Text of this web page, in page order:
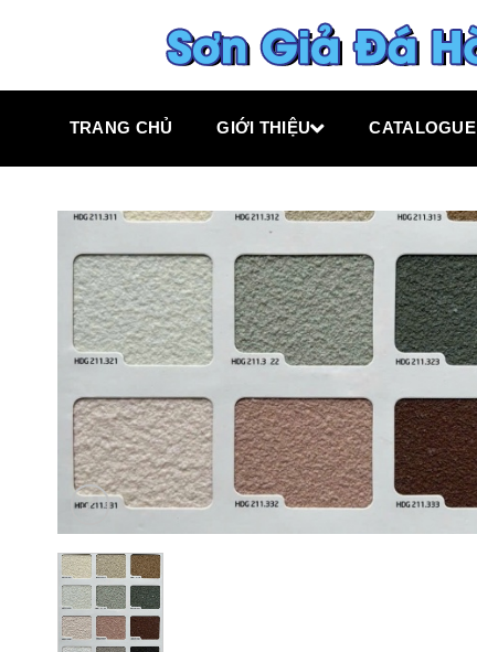
TRANG CHỦ GIỚI THIỆU CATALOGUE